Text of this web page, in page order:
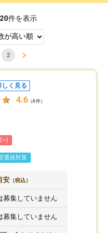
件を表示
2
しく見る
4.6 （8件）
選抜対策
安 （税込）
募集していません
募集していません